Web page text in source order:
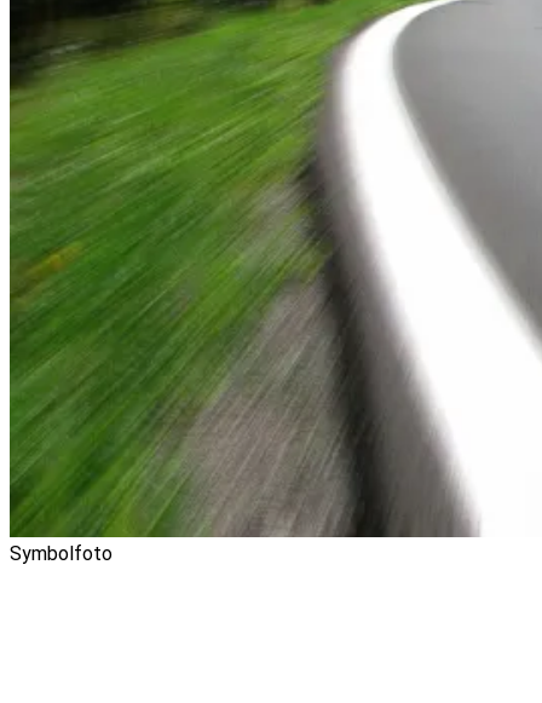
Symbolfoto